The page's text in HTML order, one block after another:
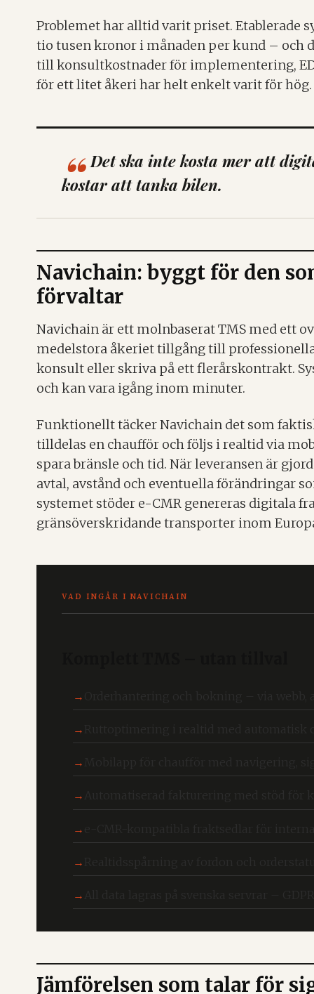
Problemet har alltid varit priset. Etablerade
tio tusen kronor i månaden per kund – och
till konsultkostnader för implementering,
för ett litet åkeri har helt enkelt varit för hög.
Det ska inte kosta mer att
kostar att tanka bilen.
Navichain: byggt för den
förvaltar
Navichain är ett molnbaserat TMS med ett
medelstora åkeriet tillgång till
konsult eller skriva på ett flerårskontrakt.
och kan vara igång inom minuter.
Funktionellt täcker Navichain det som
tilldelas en chaufför och följs i realtid via
spara bränsle och tid. När leveransen är
avtal, avstånd och eventuella förändringar
systemet stöder e-CMR genereras digitala
gränsöverskridande transporter inom
VAD INGÅR I NAVICHAIN
Jämförelsen som talar för